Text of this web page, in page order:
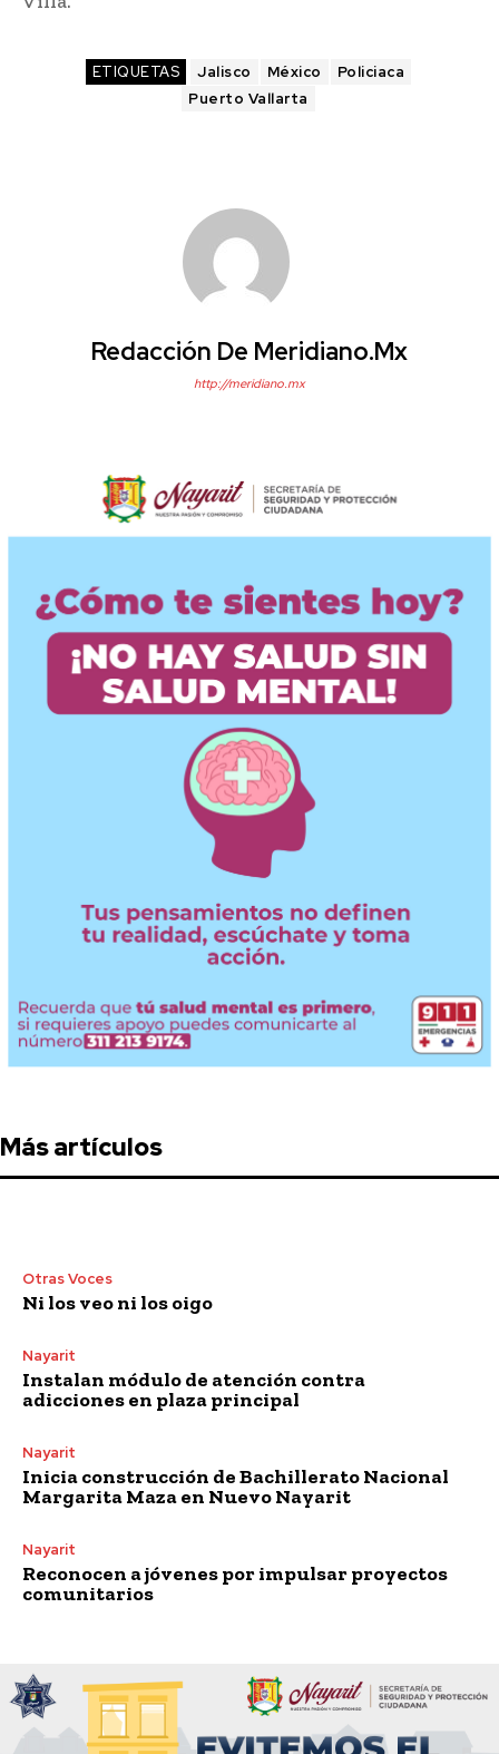
ETIQUETAS Jalisco México
Policiaca
Puerto Vallarta
Redacción De Meridiano.mx
http://meridiano.mx
Más artículos
Otras Voces
Ni los veo ni los oigo
Nayarit
Instalan módulo de atención contra
adicciones en plaza principal
Nayarit
Inicia construcción de Bachillerato Nacional
Margarita Maza en Nuevo Nayarit
Nayarit
Reconocen a jóvenes por impulsar proyectos
comunitarios